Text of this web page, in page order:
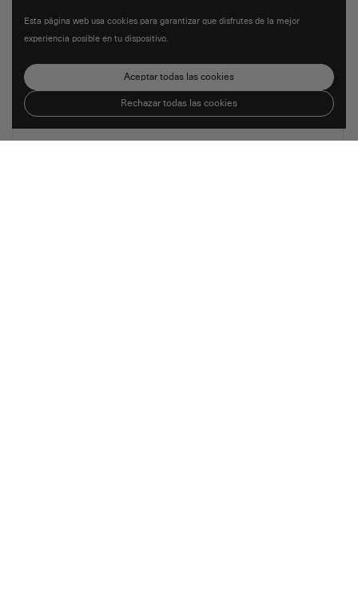
Esta página web usa cookies para garantizar que disfrutes de la mejor
experiencia posible en tu dispositivo.
Aceptar todas las cookies
Rechazar todas las cookies